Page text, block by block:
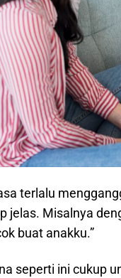
terlalu
jelas. Misalnya
buat anakku.”
seperti ini cukup